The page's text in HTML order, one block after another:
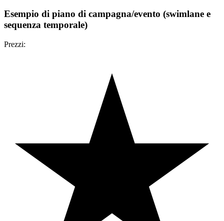
Esempio di piano di campagna/evento (swimlane e
sequenza temporale)
Prezzi: